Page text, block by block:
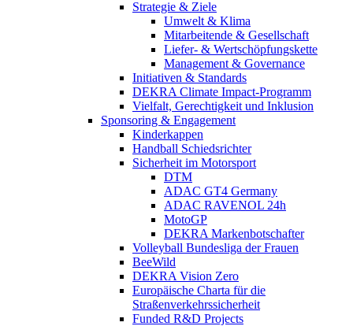
Strategie & Ziele
Umwelt & Klima
Mitarbeitende & Gesellschaft
Liefer- & Wertschöpfungskette
Management & Governance
Initiativen & Standards
DEKRA Climate Impact-Programm
Vielfalt, Gerechtigkeit und Inklusion​
Sponsoring & Engagement
Kinderkappen
Handball Schiedsrichter
Sicherheit im Motorsport
DTM
ADAC GT4 Germany
ADAC RAVENOL 24h
MotoGP
DEKRA Markenbotschafter
Volleyball Bundesliga der Frauen
BeeWild
DEKRA Vision Zero
Europäische Charta für die
Straßenverkehrssicherheit
Funded R&D Projects